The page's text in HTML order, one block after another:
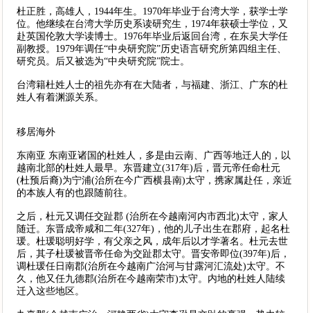
杜正胜，高雄人，1944年生。1970年毕业于台湾大学，获学士学
位。他继续在台湾大学历史系读研究生，1974年获硕士学位，又
赴英国伦敦大学读博士。1976年毕业后返回台湾，在东吴大学任
副教授。1979年调任“中央研究院”历史语言研究所第四组主任、
研究员。后又被选为“中央研究院”院士。
台湾籍杜姓人士的祖先亦有在大陆者，与福建、浙江、广东的杜
姓人有着渊源关系。
移居海外
东南亚 东南亚诸国的杜姓人，多是由云南、广西等地迁人的，以
越南北部的杜姓人最早。东晋建立(317年)后，晋元帝任命杜元
(杜预后裔)为宁浦(治所在今广西横县南)太守，携家属赴任，亲近
的本族人有的也跟随前往。
之后，杜元又调任交趾郡 (治所在今越南河内市西北)太守，家人
随迁。东晋成帝咸和二年(327年)，他的儿子出生在郡府，起名杜
瑗。杜瑗聪明好学，有父亲之风，成年后以才学著名。杜元去世
后，其子杜瑗被晋帝任命为交趾郡太守。晋安帝即位(397年)后，
调杜瑗任日南郡(治所在今越南广治河与甘露河汇流处)太守。不
久，他又任九德郡(治所在今越南荣市)太守。内地的杜姓人陆续
迁入这些地区。